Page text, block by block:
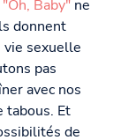
"Oh, Baby" ne
donnent
vie sexuelle
pas
avec nos
tabous. Et
de